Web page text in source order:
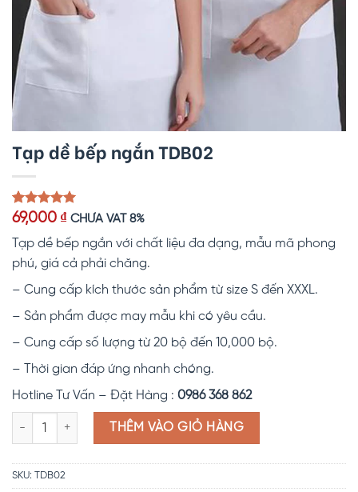
Tạp dề bếp ngắn TDB02
5.00trên 5
dựa trên
1
đánh giá
69,000 ₫ CHƯA VAT 8%
Tạp dề bếp ngắn với chất liệu đa dạng, mẫu mã phong
phú, giá cả phải chăng.
– Cung cấp kích thước sản phẩm từ size S đến XXXL.
– Sản phẩm được may mẫu khi có yêu cầu.
– Cung cấp số lượng từ 20 bộ đến 10,000 bộ.
– Thời gian đáp ứng nhanh chóng.
Hotline Tư Vấn – Đặt Hàng : 0986 368 862
Tạp dề bếp ngắn TDB02 số lượng
THÊM VÀO GIỎ HÀNG
SKU: TDB02